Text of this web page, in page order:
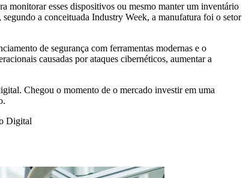
monitorar esses dispositivos ou mesmo manter um inventário
a conceituada Industry Week, a manufatura foi o setor
de segurança com ferramentas modernas e o
causadas por ataques cibernéticos, aumentar a
Chegou o momento de o mercado investir em uma
Digital